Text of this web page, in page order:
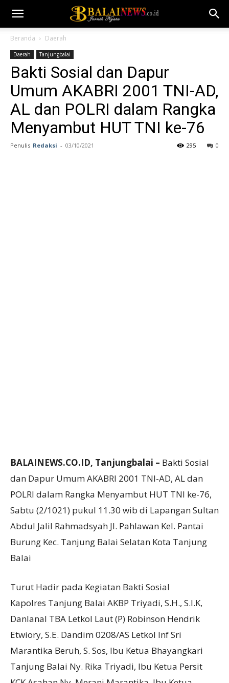
Beranda Daerah
Daerah Tanjungbalai
Bakti Sosial dan Dapur
Umum AKABRI 2001 TNI-AD,
AL dan POLRI dalam Rangka
Menyambut HUT TNI ke-76
Penulis Redaksi - 03/10/2021 0
295
BALAINEWS.CO.ID, Tanjungbalai – Bakti Sosial
dan Dapur Umum AKABRI 2001 TNI-AD, AL dan
POLRI dalam Rangka Menyambut HUT TNI ke-76,
Sabtu (2/1021) pukul 11.30 wib di Lapangan Sultan
Abdul Jalil Rahmadsyah Jl. Pahlawan Kel. Pantai
Burung Kec. Tanjung Balai Selatan Kota Tanjung
Balai
Turut Hadir pada Kegiatan Bakti Sosial
Kapolres Tanjung Balai AKBP Triyadi, S.H., S.I.K,
Danlanal TBA Letkol Laut (P) Robinson Hendrik
Etwiory, S.E. Dandim 0208/AS Letkol Inf Sri
Marantika Beruh, S. Sos, Ibu Ketua Bhayangkari
Tanjung Balai Ny. Rika Triyadi, Ibu Ketua Persit